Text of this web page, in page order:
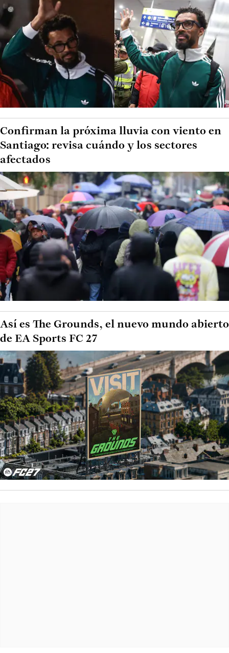
Confirman la próxima lluvia con viento en
Santiago: revisa cuándo y los sectores
afectados
Así es The Grounds, el nuevo mundo abierto
de EA Sports FC 27